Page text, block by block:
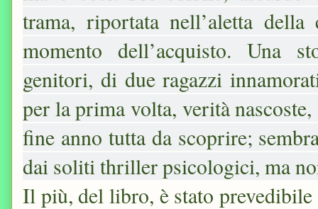
trama, riportata nell’aletta
momento dell’acquisto. Una
genitori, di due ragazzi
per la prima volta, verità
fine anno tutta da scoprire;
dai soliti thriller psicologici, ma
Il più, del libro, è stato